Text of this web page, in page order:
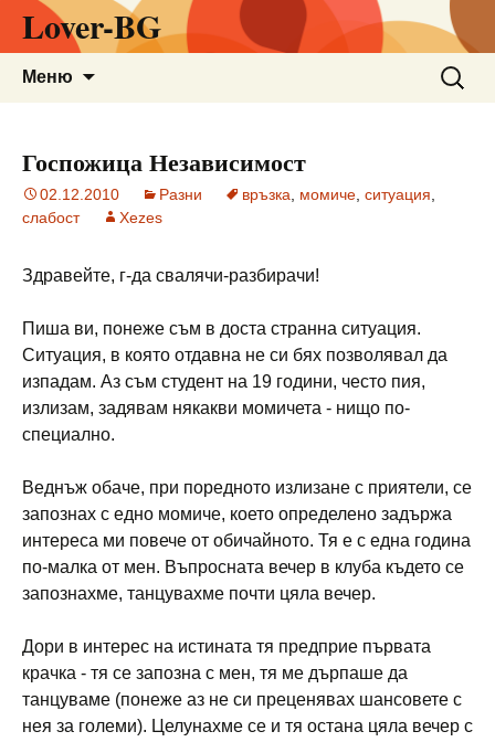
Lover-BG
Меню
за:
Госпожица Независимост
02.12.2010 Разни връзка момиче ситуация
слабост
Xezes
Здравейте, г-да свалячи-разбирачи!
Пиша ви, понеже съм в доста странна ситуация.
Ситуация, в която отдавна не си бях позволявал да
изпадам. Аз съм студент на 19 години, често пия,
излизам, задявам някакви момичета - нищо по-
специално.
Веднъж обаче, при поредното излизане с приятели, се
запознах с едно момиче, което определено задържа
интереса ми повече от обичайното. Тя е с една година
по-малка от мен. Въпросната вечер в клуба където се
запознахме, танцувахме почти цяла вечер.
Дори в интерес на истината тя предприе първата
крачка - тя се запозна с мен, тя ме дърпаше да
танцуваме (понеже аз не си преценявах шансовете с
нея за големи). Целунахме се и тя остана цяла вечер с